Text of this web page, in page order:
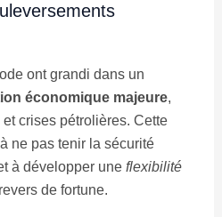
ont grandi dans un
économique majeure,
crises pétrolières. Cette
ne pas tenir la sécurité
à développer une flexibilité
de fortune.